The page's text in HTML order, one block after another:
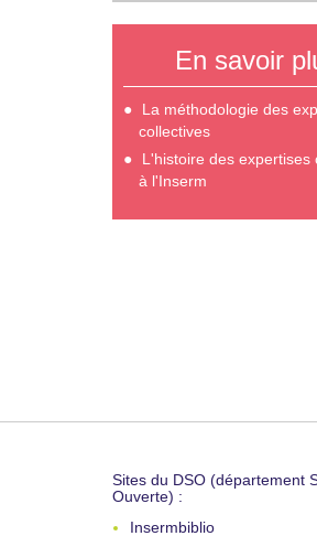
En savoir
La méthodologie des
collectives
L'histoire des expertises
à l'Inserm
Sites du DSO (département
Ouverte) :
Insermbiblio